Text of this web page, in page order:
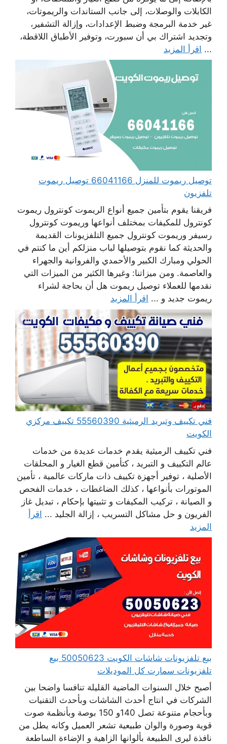
الكابلات والوصلات، إلى جانب الستاندات والريموتات،
غير خدمة البرمجة وضبط الإعدادات، وإزالة التشفير،
وتجديد اشتراك بي أن سبورت، وتوفير الأطباق اللاقطة،
... اقرأ المزيد
توصيل ريموت للمنزل 66041166 توصيل ريموت
تلفزيون
فريقنا يقوم بتأمين جميع أنواع الريموت كونترول ريموت
كونترول للمكيفات بمختلف أنواعها وريموت كونترول
رسيفر وريموت كونترول جميع التلفزيونات القديمة
والحديثة كما نقوم بتوصيلها لباب منزلكم أين ما كنتم في
الحولي ومبارك الكبير والأحمدي والفروانية والجهراء
والعاصمة. ومن ميزاتنا: وغيرها الكثير من الميزات التي
نقدمها للعملاء توصيل ريموت هل أن بحاجة لشراء
ريموت جديد و ... اقرأ المزيد
فني تكييف وتبريد الرميثية 55560390 تكييف مركزي
الكويت
فني تكييف الرميثية يقدم خدمات عديدة من خدمات
عالم التكييف و التبريد ، كتأمين قطع الغيار و المحلقات
الأصلية ، توفير أجهزة تكييف ذات ماركات عالمية ، تأمين
الموتورات بأنواعها ، كذلك الضاغطات ، خدمات الفحص
و الصيانة ، تركيب المكيفات و تثبيتها بإحكام ، تبديل غاز
الفريون و حل مشاكل التسريب ، إزالة الجليد ... اقرأ
المزيد
بيع تلفزيونات شاشات الكويت 50050623 بيع
تلفزيونات سمارت كل الموديلات
أصبح خلال السنوات الماضية القليلة تنافسا واضحا بين
الشركات في انتاج أحدث الشاشات وبأحدث التقنيات
وبأحجام متنوعة تصل 140و 150 بوصة وبأنظمة صوت
قوية وصورة والوان طبيعية تشعر العميل وكانه يطل من
نافذة ليرى الطبيعة بألوانها الزاهية و الإضاءة الساطعة